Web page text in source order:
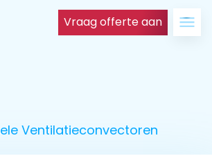
Vraag offerte aan
Ventilatieconvectoren